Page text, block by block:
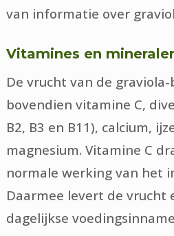
van informatie over
Vitamines en
De vrucht van de
bovendien vitamine C,
B2, B3 en B11), calcium,
magnesium. Vitamine C
normale werking van het
Daarmee levert de vrucht
dagelijkse